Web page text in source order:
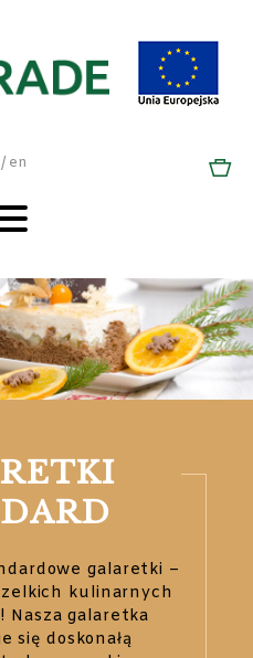
en
galaretki –
kulinarnych
Nasza galaretka
się doskonałą